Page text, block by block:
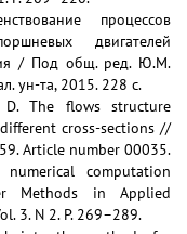
процессов
двигателей
/ Под общ. ред. Ю.М.
ун-та, 2015. 228 с.
The flows structure
cross-sections //
Article number 00035.
computation
Methods in Applied
3. N 2. P. 269–289.